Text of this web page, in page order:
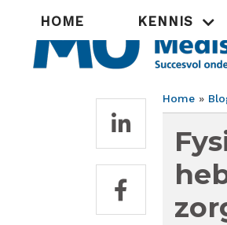
Hoofdnavigatie
HOME KENNIS
Home